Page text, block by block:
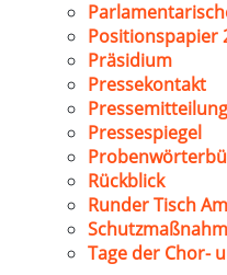
Positionspapier
Präsidium
Pressekontakt
Pressespiegel
Rückblick
Runder Tisch
Tage der Chor-